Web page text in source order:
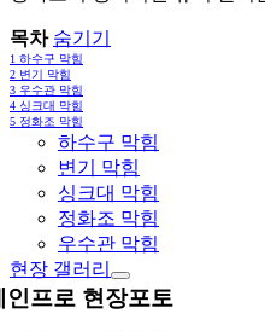
목차 숨기기
1 하수구 막힘
2 변기 막힘
3 우수관 막힘
4 싱크대 막힘
5 정화조 막힘
하수구 막힘
변기 막힘
싱크대 막힘
정화조 막힘
우수관 막힘
현장 갤러리
인프로 현장포토